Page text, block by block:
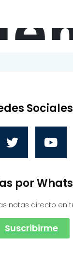
Sociales
por
notas directo en
Suscribirme